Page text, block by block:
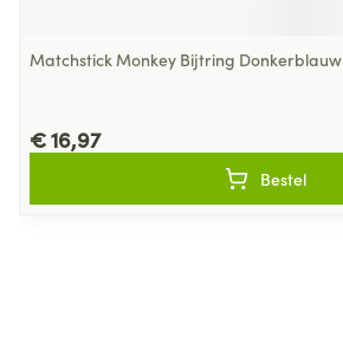
Matchstick Monkey Bijtring Donkerblauw
€ 16,97
Bestel